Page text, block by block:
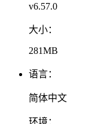
v6.57.0
大小：
281MB
语言：
简体中文
环境：